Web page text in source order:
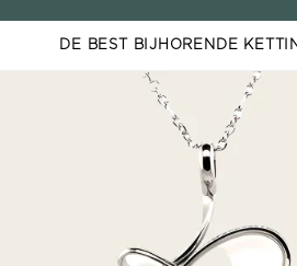
DE BEST BIJHORENDE